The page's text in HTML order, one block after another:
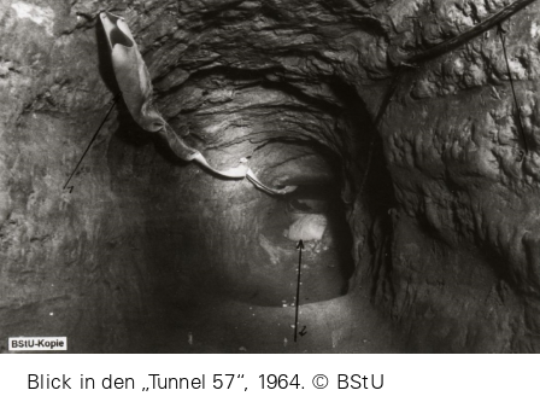
Blick in den „Tunnel 57“, 1964. © BStU